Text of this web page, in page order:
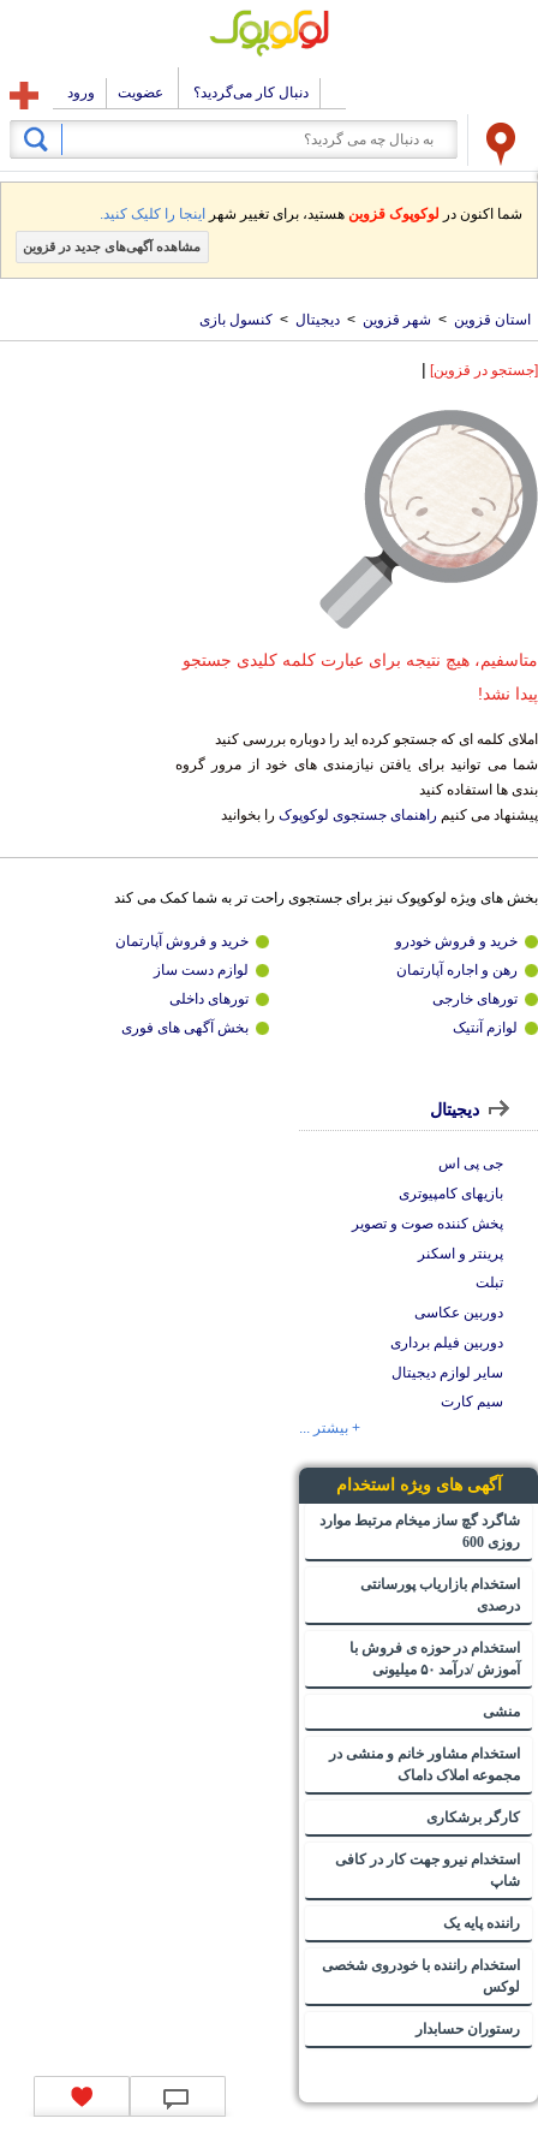
دنبال کار می‌گردید؟ عضویت ورود
شما اکنون در لوکوپوک قزوین هستید، برای تغییر شهر اینجا را کلیک کنید.
مشاهده آگهی‌های جدید در قزوین
استان قزوین > شهر قزوین > دیجیتال > کنسول بازی
[جستجو در قزوین] |
متاسفیم، هیچ نتیجه برای عبارت کلمه کلیدی جستجو
پیدا نشد!
املای کلمه ای که جستجو کرده اید را دوباره بررسی کنید
شما می توانید برای یافتن نیازمندی های خود از مرور گروه
بندی ها استفاده کنید
پیشنهاد می کنیم راهنمای جستجوی لوکوپوک را بخوانید
بخش های ویژه لوکوپوک نیز برای جستجوی راحت تر به شما کمک می کند
خرید و فروش خودرو
خرید و فروش آپارتمان
رهن و اجاره آپارتمان
لوازم دست ساز
تورهای خارجی
تورهای داخلی
لوازم آنتیک
بخش آگهی های فوری
دیجیتال
جی پی اس
بازیهای کامپیوتری
پخش کننده صوت و تصویر
پرینتر و اسکنر
تبلت
دوربین عکاسی
دوربین فیلم برداری
سایر لوازم دیجیتال
سیم کارت
+ بیشتر ...
آگهی های ویژه استخدام
شاگرد گچ ساز میخام مرتبط موارد
روزی 600
استخدام بازاریاب پورسانتی
درصدی
استخدام در حوزه ی فروش با
آموزش /درآمد ۵۰ میلیونی
منشی
استخدام مشاور خانم و منشی در
مجموعه املاک داماک
کارگر برشکاری
استخدام نیرو جهت کار در کافی
شاپ
راننده پایه یک
استخدام راننده با خودروی شخصی
لوکس
رستوران حسابدار